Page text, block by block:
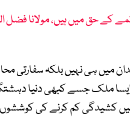
کے حق میں ہیں، مولانا فضل
میں ہی نہیں بلکہ سفارتی
ملک جسے کبھی دنیا
میں کشیدگی کم کرنے کی